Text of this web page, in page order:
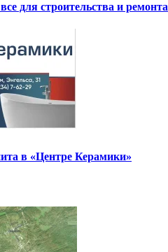
для строительства и ремонта
в «Центре Керамики»